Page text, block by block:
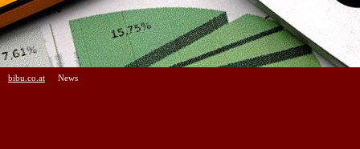
bibu.co.at News